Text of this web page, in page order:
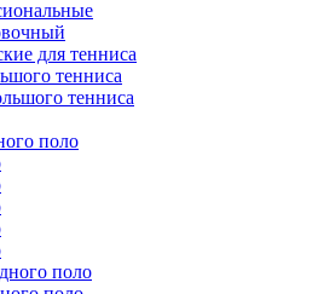
для тенниса
тенниса
тенниса
поло
поло